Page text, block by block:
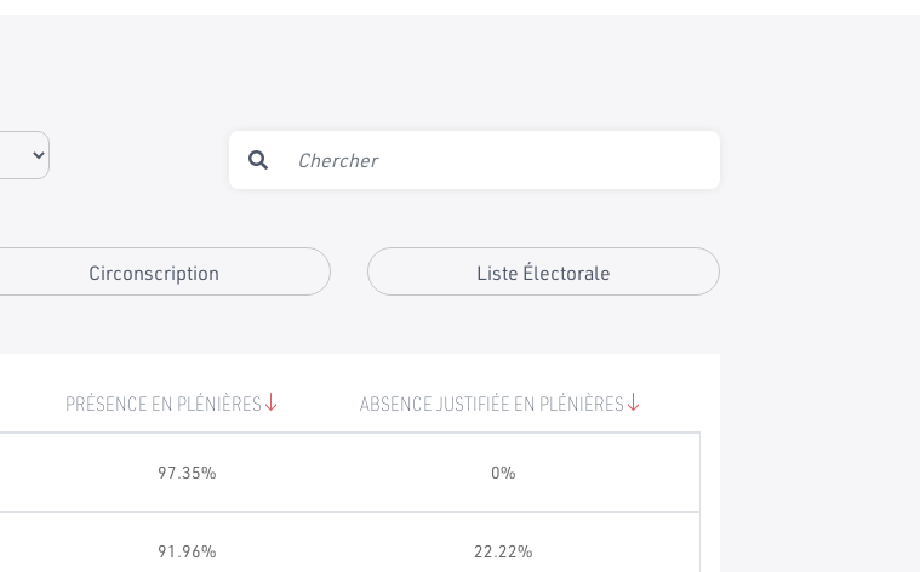
Circonscription Liste Électorale
PRÉSENCE EN PLÉNIÈRES ABSENCE JUSTIFIÉE EN PLÉNIÈRES
97.35% 0%
91.96% 22.22%